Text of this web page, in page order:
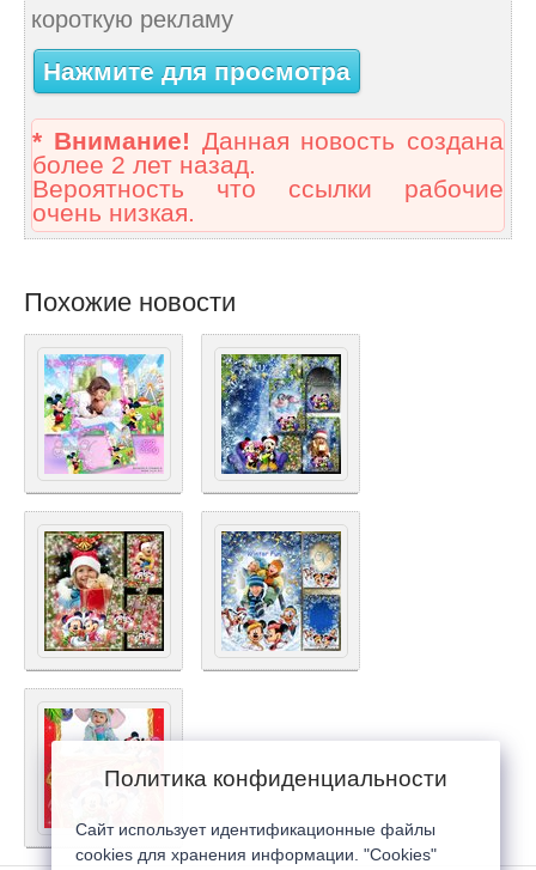
короткую рекламу
Нажмите для просмотра
* Внимание! Данная новость создана
более 2 лет назад.
Вероятность что ссылки рабочие
очень низкая.
Похожие новости
Политика конфиденциальности
Сайт использует идентификационные файлы
cookies для хранения информации. "Cookies"